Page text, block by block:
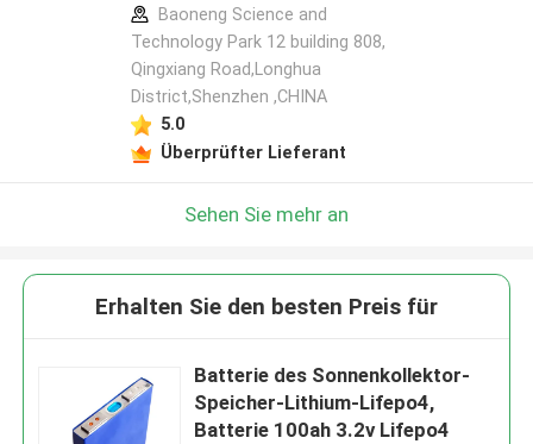
Baoneng Science and
Technology Park 12 building 808,
Qingxiang Road,Longhua
District,Shenzhen ,CHINA
5.0
Überprüfter Lieferant
Sehen Sie mehr an
Erhalten Sie den besten Preis für
Batterie des Sonnenkollektor-
Speicher-Lithium-Lifepo4,
Batterie 100ah 3.2v Lifepo4